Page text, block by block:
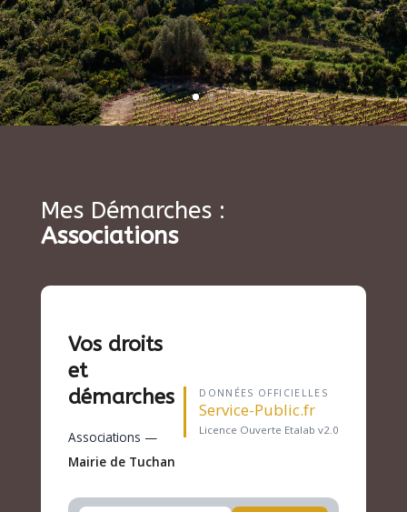
Mes Démarches :
Associations
Vos droits
et
démarches
Associations —
Mairie de Tuchan
DONNÉES OFFICIELLES
Service-Public.fr
Licence Ouverte Etalab v2.0